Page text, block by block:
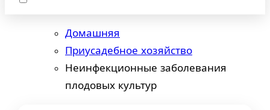
Домашняя
Приусадебное хозяйство
Неинфекционные заболевания
плодовых культур